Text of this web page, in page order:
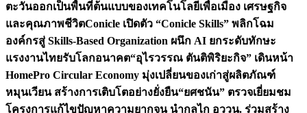
ตะวันออกเป็นพื้นที่ต้นแบบของเทคโนโลยีเพื่อเมือง เศรษฐกิจ
และคุณภาพชีวิตConicle เปิดตัว “Conicle Skills” พลิกโฉม
องค์กรสู่ Skills-Based Organization ผนึก AI ยกระดับทักษะ
แรงงานไทยรับโลกอนาคต“อุไรวรรณ ตันติพิริยะกิจ” เดินหน้า
HomePro Circular Economy มุ่งเปลี่ยนของเก่าสู่ผลิตภัณฑ์
หมุนเวียน สร้างการเติบโตอย่างยั่งยืน“ยศชนัน” ตรวจเยี่ยมชม
โครงการแก้ไขปัญหาความยากจน นำกลไก อววน. ร่วมสร้าง